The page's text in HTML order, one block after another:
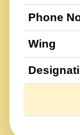
Phone
Wing